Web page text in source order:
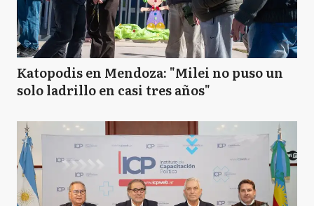
Katopodis en Mendoza: "Milei no puso un
solo ladrillo en casi tres años"